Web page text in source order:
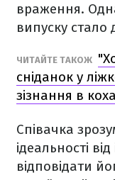
враження.
випуску стало
ЧИТАЙТЕ ТАКОЖ
сніданок у
зізнання в
Співачка
ідеальності
відповідати